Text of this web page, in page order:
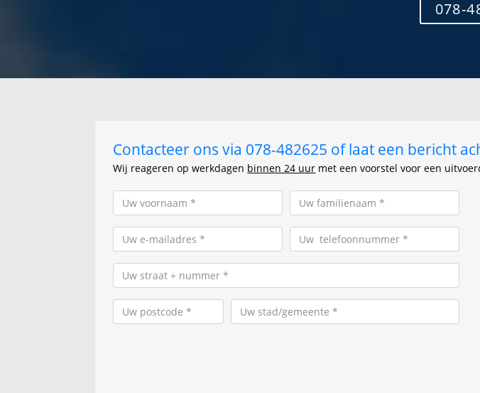
078-
Contacteer ons via 078-482625 of laat een bericht
Wij reageren op werkdagen binnen 24 uur met een voorstel voor een